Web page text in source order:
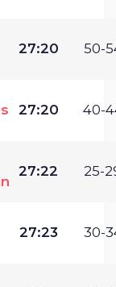
27:20 50-
27:20 40-
27:22 25-
27:23 30-